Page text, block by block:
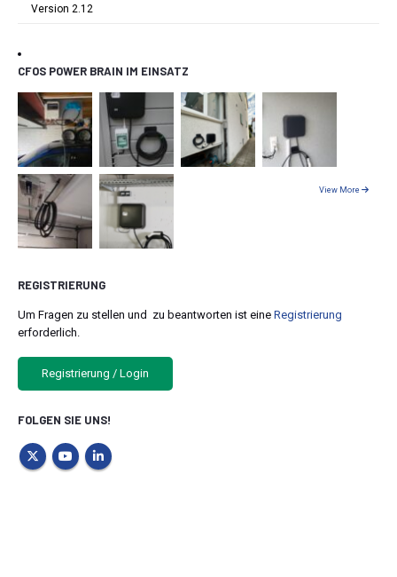
Version 2.12
CFOS POWER BRAIN IM EINSATZ
View More
REGISTRIERUNG
Um Fragen zu stellen und zu beantworten ist eine Registrierung
erforderlich.
Registrierung / Login
FOLGEN SIE UNS!